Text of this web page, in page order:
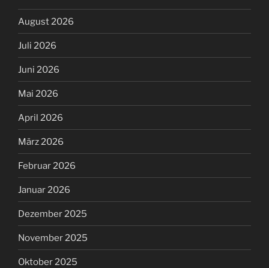
August 2026
Juli 2026
Juni 2026
Mai 2026
April 2026
März 2026
Februar 2026
Januar 2026
Dezember 2025
November 2025
Oktober 2025